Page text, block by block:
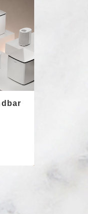
台